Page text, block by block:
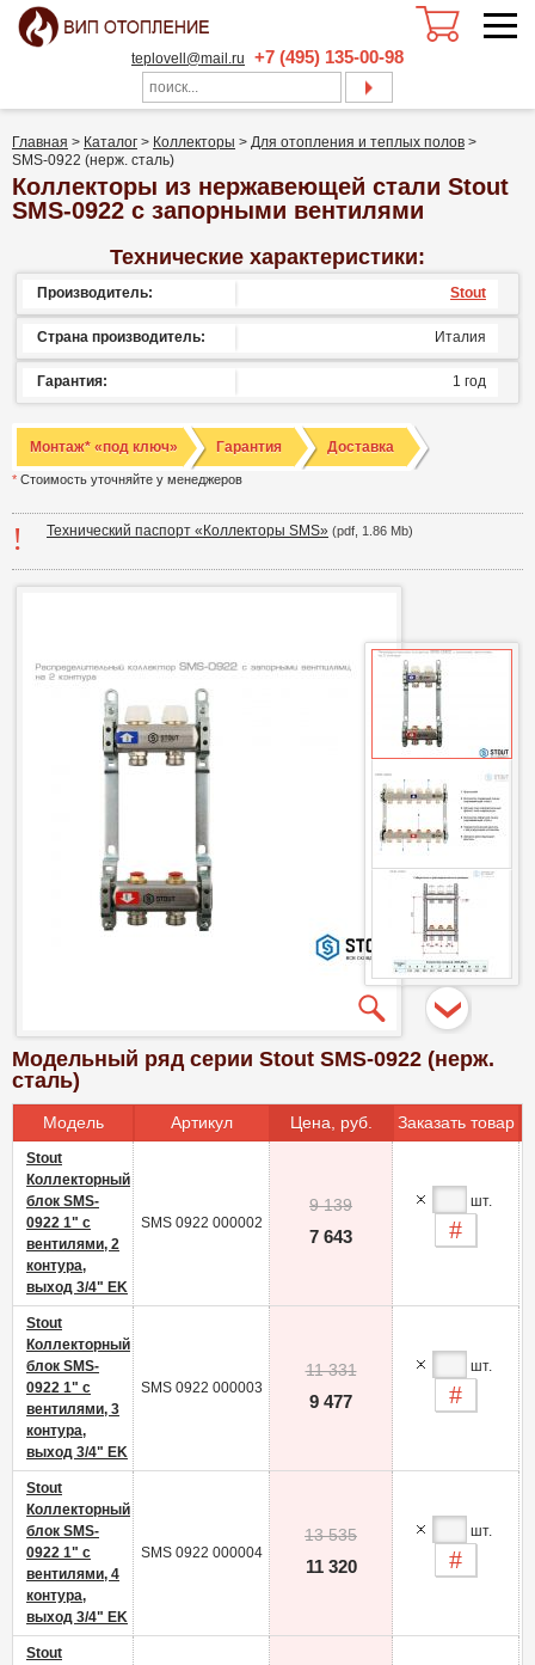
teplovell@mail.ru +7 (495) 135-00-98
Главная > Каталог > Коллекторы > Для отопления и теплых полов >
SMS-0922 (нерж. сталь)
Коллекторы из нержавеющей стали Stout
SMS-0922 с запорными вентилями
Технические характеристики:
Производитель: Stout
Страна производитель: Италия
Гарантия: 1 год
Монтаж* «под ключ» Гарантия Доставка
* Стоимость уточняйте у менеджеров
Технический паспорт «Коллекторы SMS» (pdf, 1.86 Mb)
Модельный ряд серии Stout SMS-0922 (нерж.
сталь)
Модель Артикул Цена, руб. Заказать товар
Stout
Коллекторный
блок SMS-
0922 1" с
вентилями, 2
контура,
выход 3/4" EK
SMS 0922 000002
9 139
7 643
шт.
Stout
Коллекторный
блок SMS-
0922 1" с
вентилями, 3
контура,
выход 3/4" EK
SMS 0922 000003
11 331
9 477
шт.
Stout
Коллекторный
блок SMS-
0922 1" с
вентилями, 4
контура,
выход 3/4" EK
SMS 0922 000004
13 535
11 320
шт.
Stout